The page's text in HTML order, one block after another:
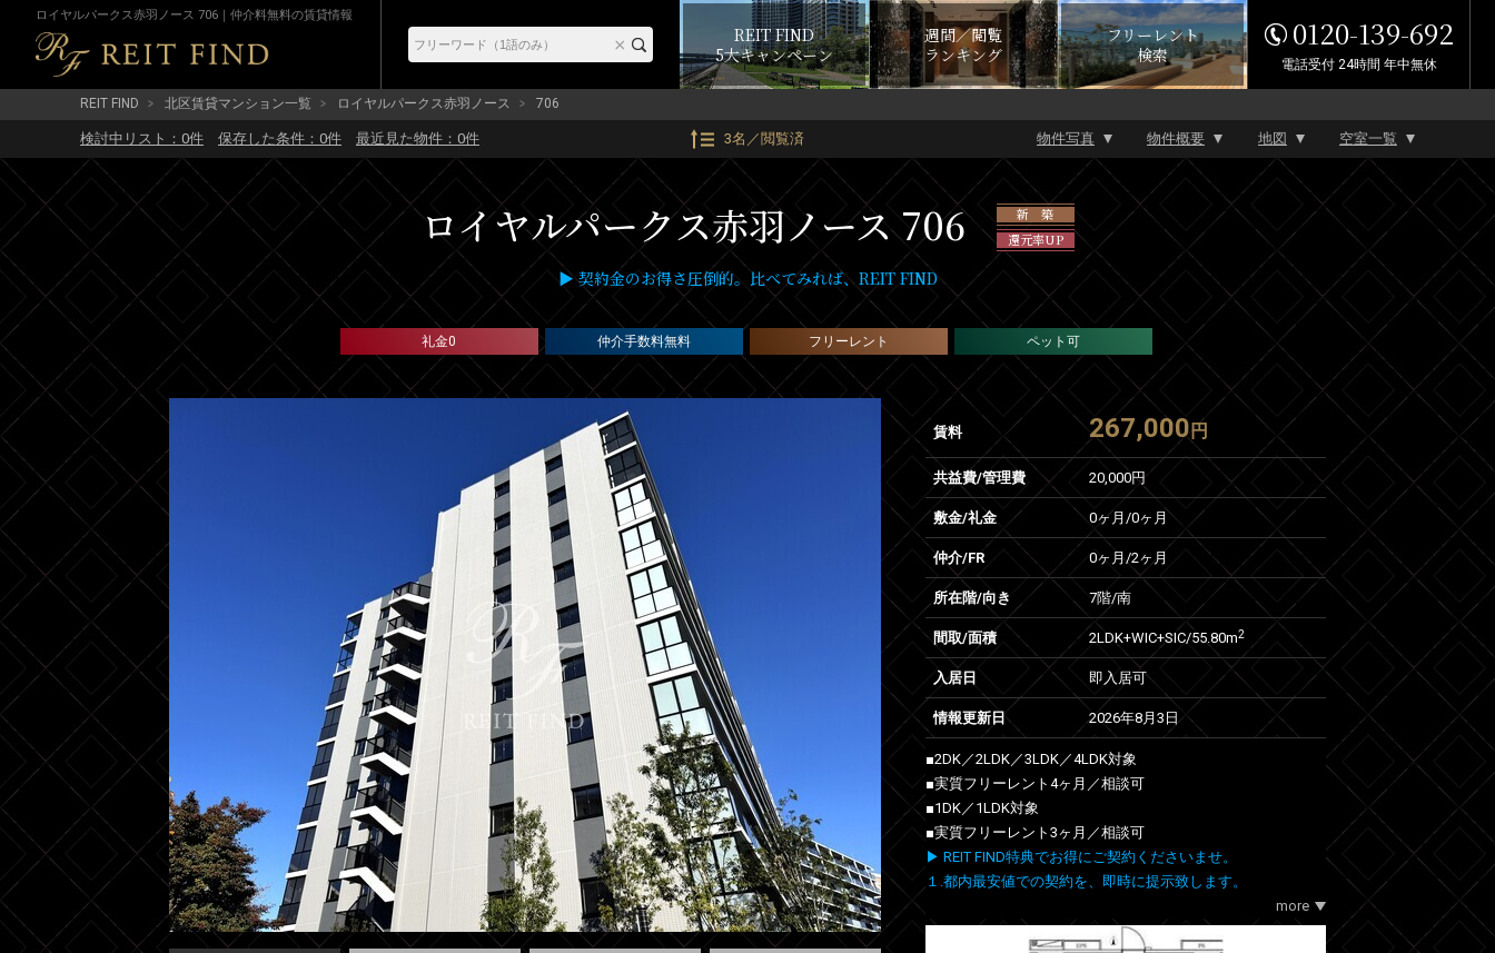
ロイヤルパークス赤羽ノース 706｜仲介料無料の賃貸情報
REIT FIND
5大キャンペーン
週間／閲覧
ランキング
フリーレント
検索
0120-139-692
電話受付 24時間 年中無休
REIT FIND 北区賃貸マンション一覧 ロイヤルパークス赤羽ノース 706
検討中リスト： 0件 保存した条件： 0件 最近見た物件： 0件 3名／閲覧済 物件写真 物件概要 地図 空室一覧
ロイヤルパークス赤羽ノース 706
新 築
還元率UP
▶ 契約金のお得さ圧倒的。比べてみれば、REIT FIND
礼金0 仲介手数料無料 フリーレント ペット可
賃料 267,000 円
共益費/管理費 20,000円
敷金/礼金 0ヶ月 /0ヶ月
仲介/FR 0ヶ月/2ヶ月
所在階/向き 7階/南
間取/面積 2LDK+WIC+SIC/55.80m2
入居日 即入居可
情報更新日 2026年8月3日
■2DK／2LDK／3LDK／4LDK対象
■実質フリーレント4ヶ月／相談可
■1DK／1LDK対象
■実質フリーレント3ヶ月／相談可
▶ REIT FIND特典でお得にご契約くださいませ。
１.都内最安値での契約を、即時に提示致します。
more